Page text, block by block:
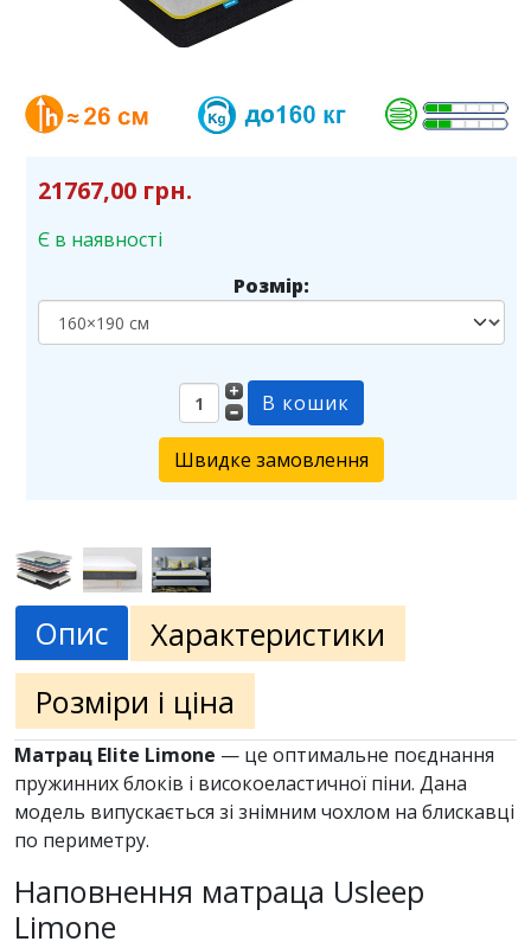
21767,00 грн.
Є в наявності
Розмір:
Швидке замовлення
Опис
Характеристики
Розміри і ціна
Матрац Elite Limone — це оптимальне поєднання
пружинних блоків і високоеластичної піни. Дана
модель випускається зі знімним чохлом на блискавці
по периметру.
Наповнення матраца Usleep
Limone